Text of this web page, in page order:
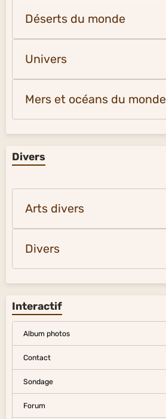
Déserts du monde
Univers
Mers et océans du monde
Divers
Arts divers
Divers
Interactif
Album photos
Contact
Sondage
Forum